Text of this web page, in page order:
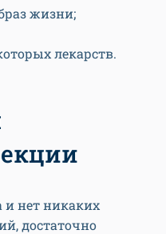
жизни;
лекарств.
и нет никаких
достаточно